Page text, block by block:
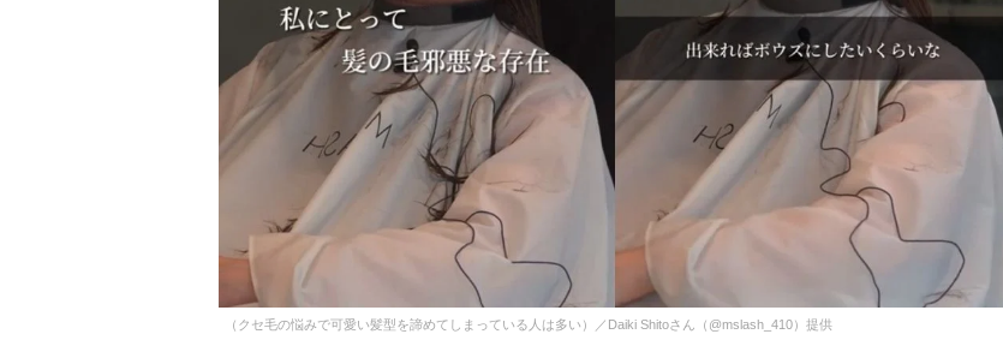
（クセ毛の悩みで可愛い髪型を諦めてしまっている人は多い）／Daiki Shitoさん（@mslash_410）提供